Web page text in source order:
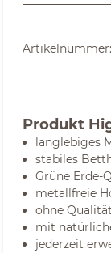
Artikelnummer:
Produkt
langlebiges
stabiles
Grüne Erde-
metallfreie
ohne
mit
jederzeit